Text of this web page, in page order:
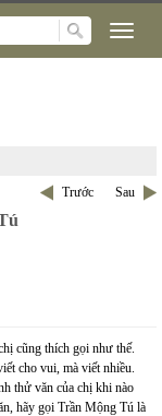
Trước Sau
cũng thích gọi như thế.
cho vui, mà viết nhiều.
thử văn của chị khi nào
hãy gọi Trần Mộng Tú là